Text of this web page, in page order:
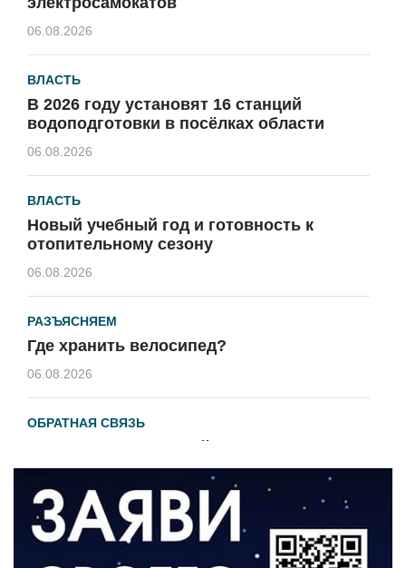
06.08.2026
ВЛАСТЬ
В 2026 году установят 16 станций
водоподготовки в посёлках области
06.08.2026
ВЛАСТЬ
Новый учебный год и готовность к
отопительному сезону
06.08.2026
РАЗЪЯСНЯЕМ
Где хранить велосипед?
06.08.2026
ОБРАТНАЯ СВЯЗЬ
ВЛАСТЬ
День памяти и «Симфония народов»